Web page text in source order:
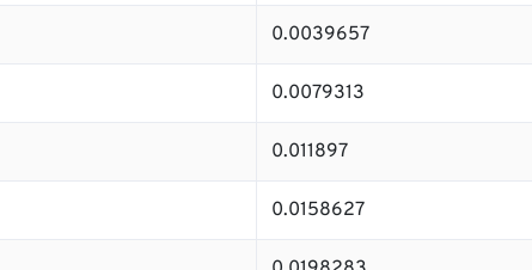
0.0039657
0.0079313
0.011897
0.0158627